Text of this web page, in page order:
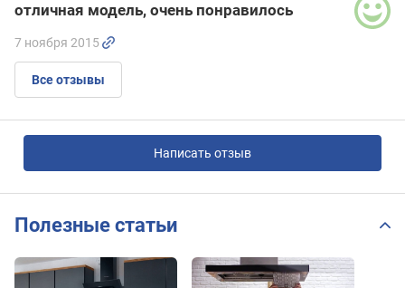
отличная модель, очень понравилось
7 ноября 2015
Все отзывы
Написать отзыв
Полезные статьи